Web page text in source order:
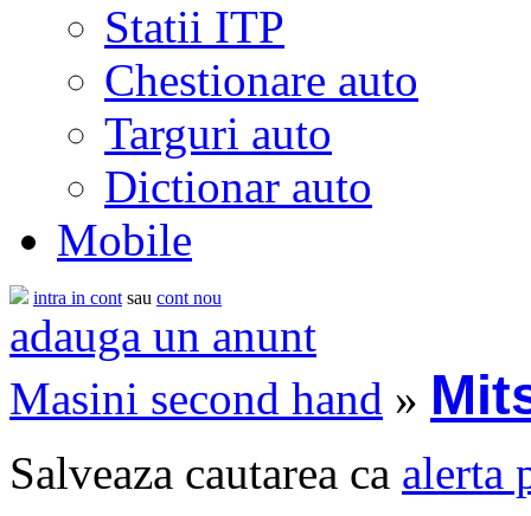
Statii ITP
Chestionare auto
Targuri auto
Dictionar auto
Mobile
intra in cont sau cont nou
adauga un anunt
Masini second hand »
Salveaza cautarea ca alerta